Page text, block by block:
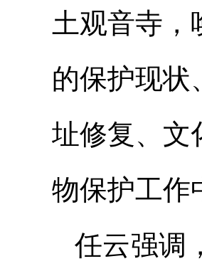
土观音寺，
的保护现状
址修复、文
物保护工作
任云强调